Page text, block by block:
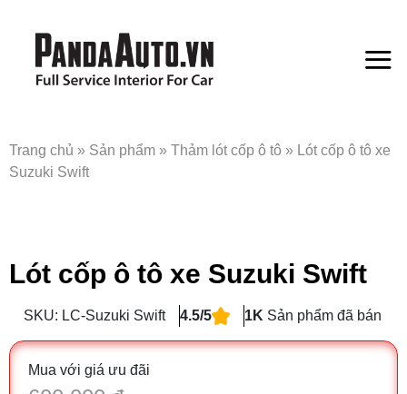
Trang chủ » Sản phẩm » Thảm lót cốp ô tô » Lót cốp ô tô xe
Suzuki Swift
Lót cốp ô tô xe Suzuki Swift
SKU: LC-Suzuki Swift 4.5/5 1K Sản phẩm đã bán
Mua với giá ưu đãi